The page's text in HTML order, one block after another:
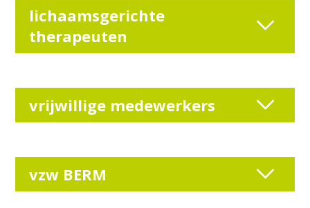
lichaamsgerichte
therapeuten
vrijwillige medewerkers
vzw BERM